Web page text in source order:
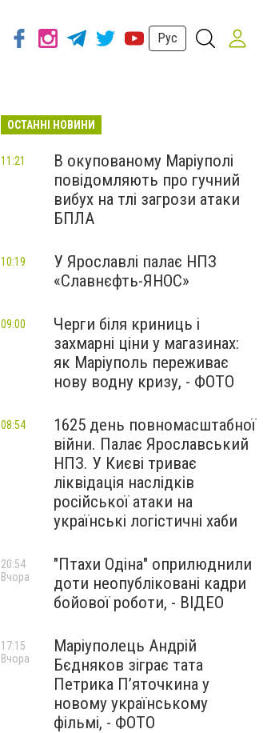
Рус
ОСТАННІ НОВИНИ
В окупованому Маріуполі
повідомляють про гучний
вибух на тлі загрози атаки
БПЛА
11:21
У Ярославлі палає НПЗ
«Славнєфть-ЯНОС»
10:19
Черги біля криниць і
захмарні ціни у магазинах:
як Маріуполь переживає
нову водну кризу, - ФОТО
09:00
1625 день повномасштабної
війни. Палає Ярославський
НПЗ. У Києві триває
ліквідація наслідків
російської атаки на
українські логістичні хаби
08:54
"Птахи Одіна" оприлюднили
доти неопубліковані кадри
бойової роботи, - ВІДЕО
20:54
Вчора
Маріуполець Андрій
Бєдняков зіграє тата
Петрика П’яточкина у
новому українському
фільмі, - ФОТО
17:15
Вчора